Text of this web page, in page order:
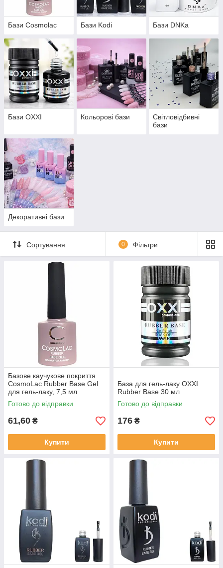
Бази Cosmolac Бази Kodi Бази DNKa
Бази OXXI Кольорові бази
Світловідбивні
бази
Декоративні бази
Сортування 0 Фільтри
Базове каучукове покриття
CosmoLac Rubber Base Gel
для гель-лаку, 7,5 мл
Готово до відправки
61,60 ₴
Купити
База для гель-лаку OXXI
Rubber Base 30 мл
Готово до відправки
176 ₴
Купити